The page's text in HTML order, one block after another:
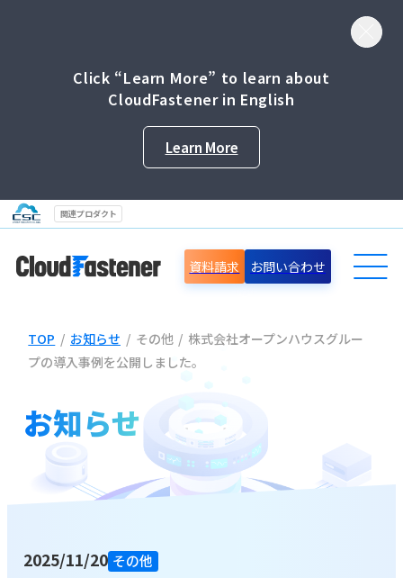
Click “Learn More” to learn about
CloudFastener in English
Learn More
関連プロダクト
導入事例
セミナー情報
お役立ち資料
ブログ
資料をダウンロードする
資料請求 お問い合わせ
TOP / お知らせ / その他 / 株式会社オープンハウスグルー
プの導入事例を公開しました。
お知らせ
2025/11/20 その他